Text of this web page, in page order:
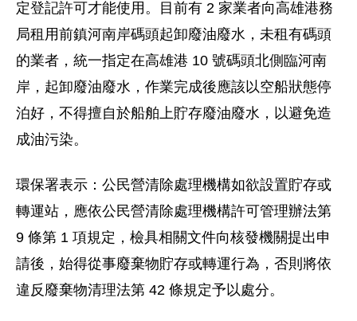
定登記許可才能使用。目前有 2 家業者向高雄港務
局租用前鎮河南岸碼頭起卸廢油廢水，未租有碼頭
的業者，統一指定在高雄港 10 號碼頭北側臨河南
岸，起卸廢油廢水，作業完成後應該以空船狀態停
泊好，不得擅自於船舶上貯存廢油廢水，以避免造
成油污染。
環保署表示：公民營清除處理機構如欲設置貯存或
轉運站，應依公民營清除處理機構許可管理辦法第
9 條第 1 項規定，檢具相關文件向核發機關提出申
請後，始得從事廢棄物貯存或轉運行為，否則將依
違反廢棄物清理法第 42 條規定予以處分。